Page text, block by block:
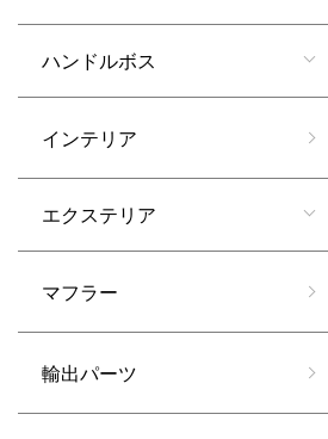
ハンドルボス
インテリア
エクステリア
マフラー
輸出パーツ